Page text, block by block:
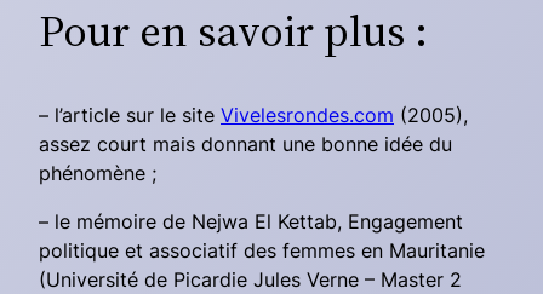
Pour en savoir plus :
– l’article sur le site Vivelesrondes.com (2005),
assez court mais donnant une bonne idée du
phénomène ;
– le mémoire de Nejwa El Kettab, Engagement
politique et associatif des femmes en Mauritanie
(Université de Picardie Jules Verne – Master 2